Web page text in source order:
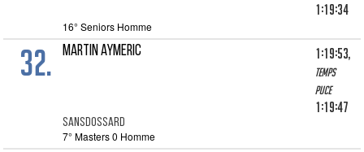
1:19:34
16° Seniors Homme
32. MARTIN AYMERIC
SANSDOSSARD
1:19:53,
Temps
puce
1:19:47
7° Masters 0 Homme